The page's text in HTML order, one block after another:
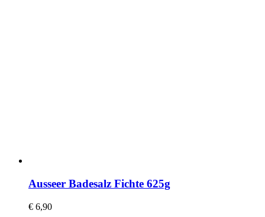
Ausseer Badesalz Fichte 625g
€ 6,90